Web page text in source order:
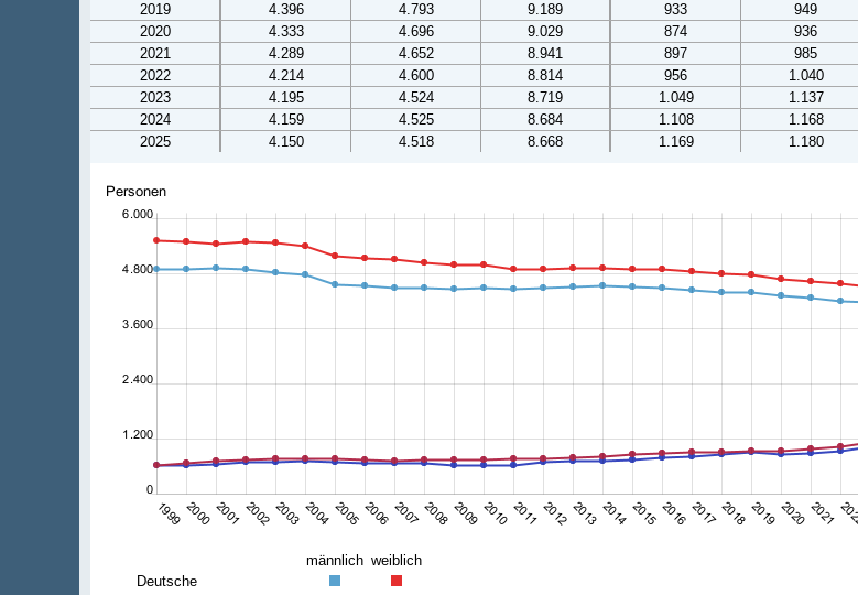
2019
4.396 4.793 9.189 933 949
2020
4.333 4.696 9.029 874 936
2021
4.289 4.652 8.941 897 985
2022
4.214 4.600 8.814 956 1.040
2023
4.195 4.524 8.719 1.049 1.137
2024
4.159 4.525 8.684 1.108 1.168
2025
4.150 4.518 8.668 1.169 1.180
männlich weiblich
Deutsche